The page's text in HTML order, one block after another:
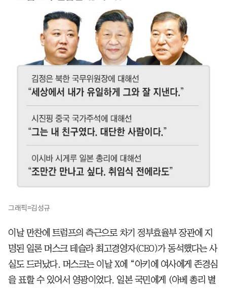
그래픽=김성규
이날 만찬에 트럼프의 측근으로 차기 정부효율부 장관에 지
명된 일론 머스크 테슬라 최고경영자(CEO)가 동석했다는 사
실도 드러났다. 머스크는 이날 X에 “아키에 여사에게 존경심
을 표할 수 있어서 영광이었다. 일본 국민에게 (아베 총리 별